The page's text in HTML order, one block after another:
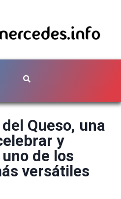
Queso, una
y
de los
versátiles